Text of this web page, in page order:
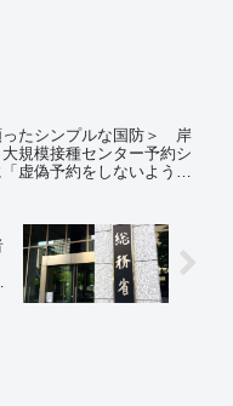
ったシンプルな国防＞ 岸
規模接種センター予約シ
虚偽予約をしないよう、
ｗｗ」「こりゃ戦争して
わ」